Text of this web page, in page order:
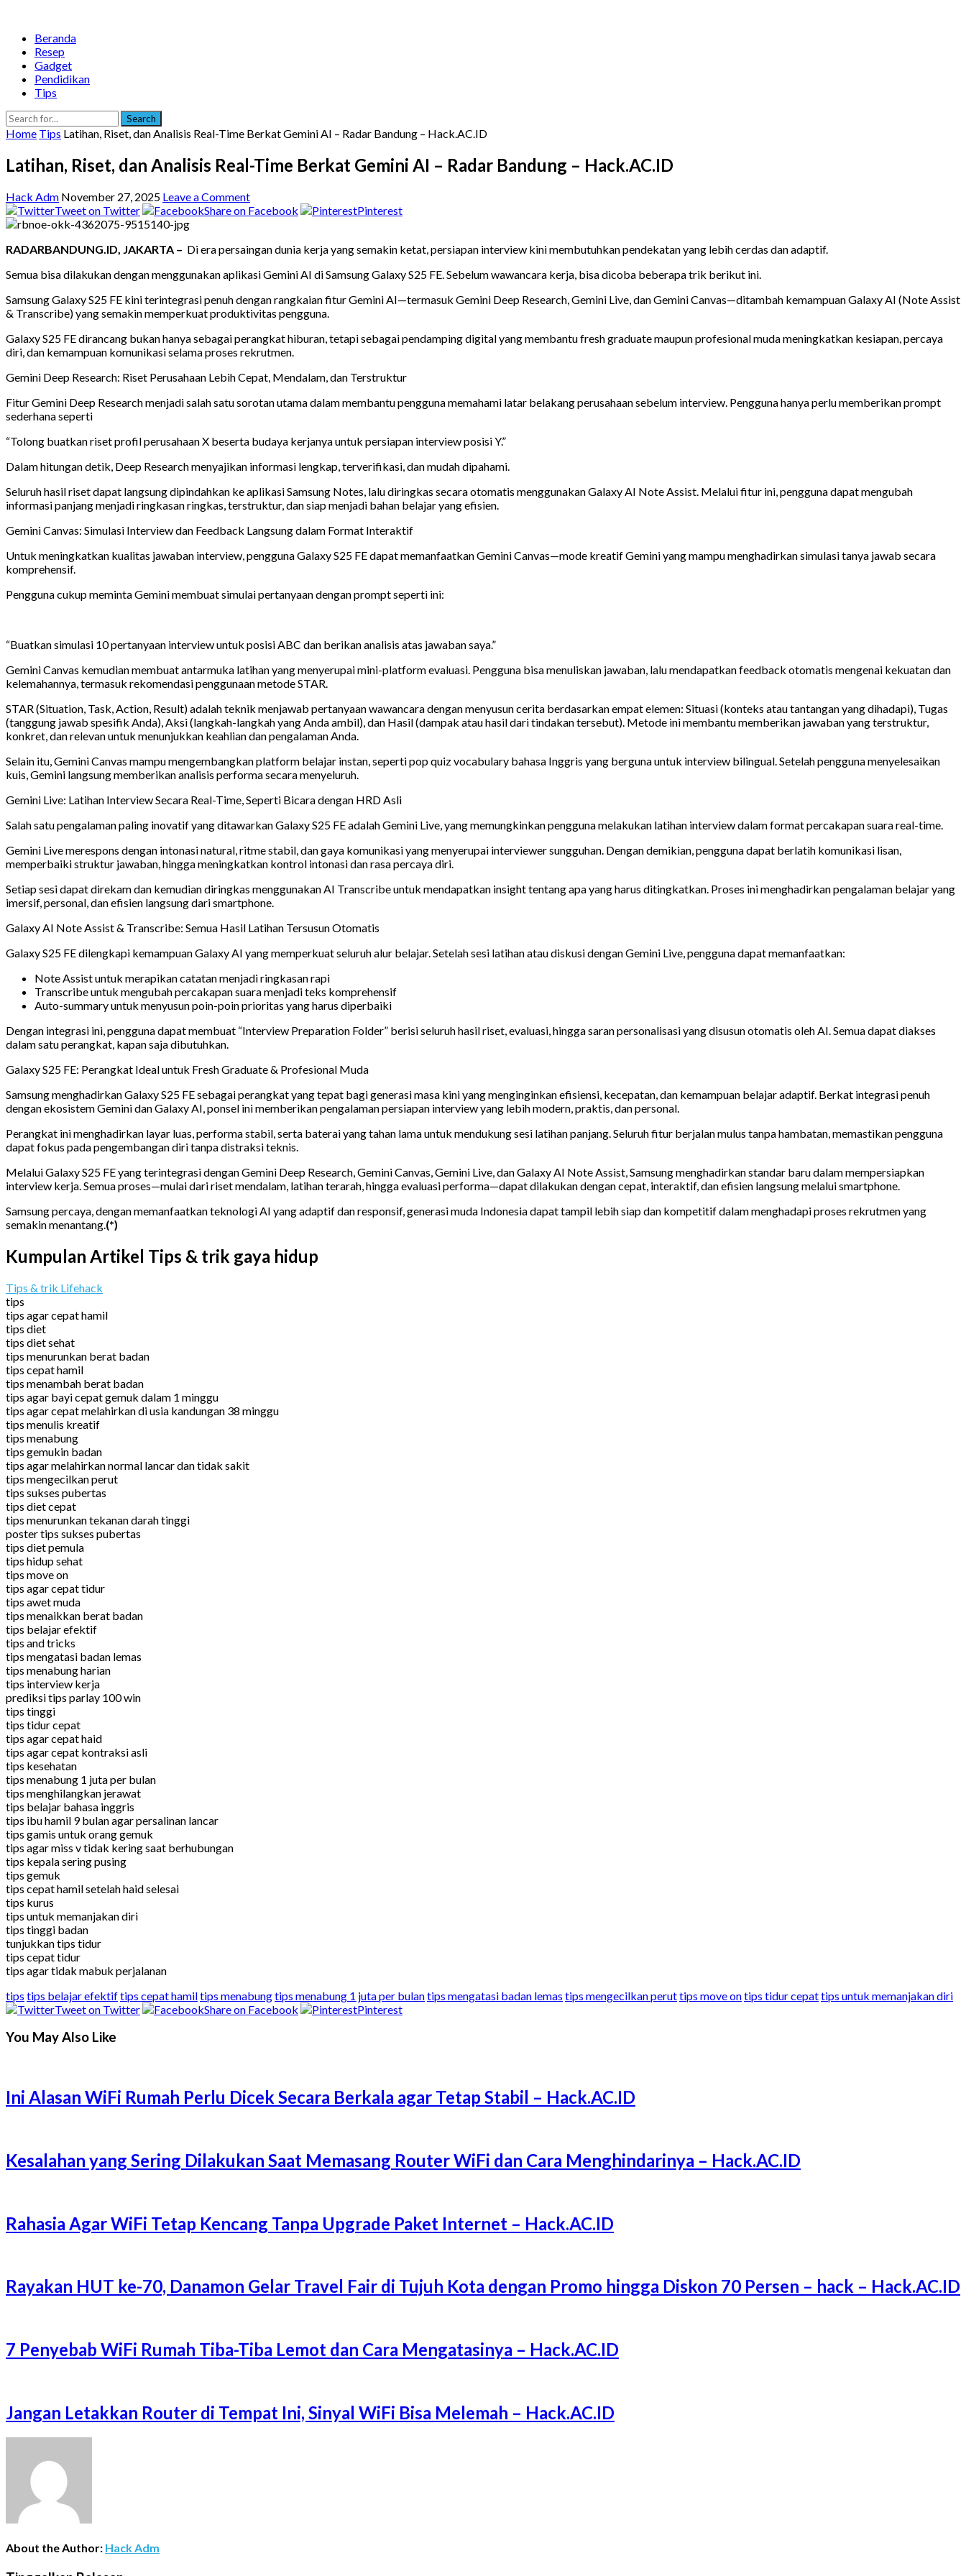
Beranda
Resep
Gadget
Pendidikan
Tips
Search
Home Tips Latihan, Riset, dan Analisis Real-Time Berkat Gemini AI – Radar Bandung – Hack.AC.ID
Latihan, Riset, dan Analisis Real-Time Berkat Gemini AI – Radar Bandung – Hack.AC.ID
Hack Adm November 27, 2025 Leave a Comment
Tweet on Twitter
Share on Facebook Pinterest
RADARBANDUNG.ID, JAKARTA – Di era persaingan dunia kerja yang semakin ketat, persiapan interview kini membutuhkan pendekatan yang lebih cerdas dan adaptif.
Semua bisa dilakukan dengan menggunakan aplikasi Gemini AI di Samsung Galaxy S25 FE. Sebelum wawancara kerja, bisa dicoba beberapa trik berikut ini.
Samsung Galaxy S25 FE kini terintegrasi penuh dengan rangkaian fitur Gemini AI—termasuk Gemini Deep Research, Gemini Live, dan Gemini Canvas—ditambah kemampuan Galaxy AI (Note Assist
& Transcribe) yang semakin memperkuat produktivitas pengguna.
Galaxy S25 FE dirancang bukan hanya sebagai perangkat hiburan, tetapi sebagai pendamping digital yang membantu fresh graduate maupun profesional muda meningkatkan kesiapan, percaya
diri, dan kemampuan komunikasi selama proses rekrutmen.
Gemini Deep Research: Riset Perusahaan Lebih Cepat, Mendalam, dan Terstruktur
Fitur Gemini Deep Research menjadi salah satu sorotan utama dalam membantu pengguna memahami latar belakang perusahaan sebelum interview. Pengguna hanya perlu memberikan prompt
sederhana seperti
“Tolong buatkan riset profil perusahaan X beserta budaya kerjanya untuk persiapan interview posisi Y.”
Dalam hitungan detik, Deep Research menyajikan informasi lengkap, terverifikasi, dan mudah dipahami.
Seluruh hasil riset dapat langsung dipindahkan ke aplikasi Samsung Notes, lalu diringkas secara otomatis menggunakan Galaxy AI Note Assist. Melalui fitur ini, pengguna dapat mengubah
informasi panjang menjadi ringkasan ringkas, terstruktur, dan siap menjadi bahan belajar yang efisien.
Gemini Canvas: Simulasi Interview dan Feedback Langsung dalam Format Interaktif
Untuk meningkatkan kualitas jawaban interview, pengguna Galaxy S25 FE dapat memanfaatkan Gemini Canvas—mode kreatif Gemini yang mampu menghadirkan simulasi tanya jawab secara
komprehensif.
Pengguna cukup meminta Gemini membuat simulai pertanyaan dengan prompt seperti ini:
“Buatkan simulasi 10 pertanyaan interview untuk posisi ABC dan berikan analisis atas jawaban saya.”
Gemini Canvas kemudian membuat antarmuka latihan yang menyerupai mini-platform evaluasi. Pengguna bisa menuliskan jawaban, lalu mendapatkan feedback otomatis mengenai kekuatan dan
kelemahannya, termasuk rekomendasi penggunaan metode STAR.
STAR (Situation, Task, Action, Result) adalah teknik menjawab pertanyaan wawancara dengan menyusun cerita berdasarkan empat elemen: Situasi (konteks atau tantangan yang dihadapi), Tugas
(tanggung jawab spesifik Anda), Aksi (langkah-langkah yang Anda ambil), dan Hasil (dampak atau hasil dari tindakan tersebut). Metode ini membantu memberikan jawaban yang terstruktur,
konkret, dan relevan untuk menunjukkan keahlian dan pengalaman Anda.
Selain itu, Gemini Canvas mampu mengembangkan platform belajar instan, seperti pop quiz vocabulary bahasa Inggris yang berguna untuk interview bilingual. Setelah pengguna menyelesaikan
kuis, Gemini langsung memberikan analisis performa secara menyeluruh.
Gemini Live: Latihan Interview Secara Real-Time, Seperti Bicara dengan HRD Asli
Salah satu pengalaman paling inovatif yang ditawarkan Galaxy S25 FE adalah Gemini Live, yang memungkinkan pengguna melakukan latihan interview dalam format percakapan suara real-time.
Gemini Live merespons dengan intonasi natural, ritme stabil, dan gaya komunikasi yang menyerupai interviewer sungguhan. Dengan demikian, pengguna dapat berlatih komunikasi lisan,
memperbaiki struktur jawaban, hingga meningkatkan kontrol intonasi dan rasa percaya diri.
Setiap sesi dapat direkam dan kemudian diringkas menggunakan AI Transcribe untuk mendapatkan insight tentang apa yang harus ditingkatkan. Proses ini menghadirkan pengalaman belajar yang
imersif, personal, dan efisien langsung dari smartphone.
Galaxy AI Note Assist & Transcribe: Semua Hasil Latihan Tersusun Otomatis
Galaxy S25 FE dilengkapi kemampuan Galaxy AI yang memperkuat seluruh alur belajar. Setelah sesi latihan atau diskusi dengan Gemini Live, pengguna dapat memanfaatkan:
Note Assist untuk merapikan catatan menjadi ringkasan rapi
Transcribe untuk mengubah percakapan suara menjadi teks komprehensif
Auto-summary untuk menyusun poin-poin prioritas yang harus diperbaiki
Dengan integrasi ini, pengguna dapat membuat “Interview Preparation Folder” berisi seluruh hasil riset, evaluasi, hingga saran personalisasi yang disusun otomatis oleh AI. Semua dapat diakses
dalam satu perangkat, kapan saja dibutuhkan.
Galaxy S25 FE: Perangkat Ideal untuk Fresh Graduate & Profesional Muda
Samsung menghadirkan Galaxy S25 FE sebagai perangkat yang tepat bagi generasi masa kini yang menginginkan efisiensi, kecepatan, dan kemampuan belajar adaptif. Berkat integrasi penuh
dengan ekosistem Gemini dan Galaxy AI, ponsel ini memberikan pengalaman persiapan interview yang lebih modern, praktis, dan personal.
Perangkat ini menghadirkan layar luas, performa stabil, serta baterai yang tahan lama untuk mendukung sesi latihan panjang. Seluruh fitur berjalan mulus tanpa hambatan, memastikan pengguna
dapat fokus pada pengembangan diri tanpa distraksi teknis.
Melalui Galaxy S25 FE yang terintegrasi dengan Gemini Deep Research, Gemini Canvas, Gemini Live, dan Galaxy AI Note Assist, Samsung menghadirkan standar baru dalam mempersiapkan
interview kerja. Semua proses—mulai dari riset mendalam, latihan terarah, hingga evaluasi performa—dapat dilakukan dengan cepat, interaktif, dan efisien langsung melalui smartphone.
Samsung percaya, dengan memanfaatkan teknologi AI yang adaptif dan responsif, generasi muda Indonesia dapat tampil lebih siap dan kompetitif dalam menghadapi proses rekrutmen yang
semakin menantang.(*)
Kumpulan Artikel Tips & trik gaya hidup
Tips & trik Lifehack
tips
tips agar cepat hamil
tips diet
tips diet sehat
tips menurunkan berat badan
tips cepat hamil
tips menambah berat badan
tips agar bayi cepat gemuk dalam 1 minggu
tips agar cepat melahirkan di usia kandungan 38 minggu
tips menulis kreatif
tips menabung
tips gemukin badan
tips agar melahirkan normal lancar dan tidak sakit
tips mengecilkan perut
tips sukses pubertas
tips diet cepat
tips menurunkan tekanan darah tinggi
poster tips sukses pubertas
tips diet pemula
tips hidup sehat
tips move on
tips agar cepat tidur
tips awet muda
tips menaikkan berat badan
tips belajar efektif
tips and tricks
tips mengatasi badan lemas
tips menabung harian
tips interview kerja
prediksi tips parlay 100 win
tips tinggi
tips tidur cepat
tips agar cepat haid
tips agar cepat kontraksi asli
tips kesehatan
tips menabung 1 juta per bulan
tips menghilangkan jerawat
tips belajar bahasa inggris
tips ibu hamil 9 bulan agar persalinan lancar
tips gamis untuk orang gemuk
tips agar miss v tidak kering saat berhubungan
tips kepala sering pusing
tips gemuk
tips cepat hamil setelah haid selesai
tips kurus
tips untuk memanjakan diri
tips tinggi badan
tunjukkan tips tidur
tips cepat tidur
tips agar tidak mabuk perjalanan
tips tips belajar efektiftips cepat hamiltips menabungtips menabung 1 juta per bulantips mengatasi badan lemas tips mengecilkan peruttips move ontips tidur cepattips untuk memanjakan diri
Tweet on Twitter
Share on Facebook Pinterest
You May Also Like
Ini Alasan WiFi Rumah Perlu Dicek Secara Berkala agar Tetap Stabil – Hack.AC.ID
Kesalahan yang Sering Dilakukan Saat Memasang Router WiFi dan Cara Menghindarinya – Hack.AC.ID
Rahasia Agar WiFi Tetap Kencang Tanpa Upgrade Paket Internet – Hack.AC.ID
Rayakan HUT ke-70, Danamon Gelar Travel Fair di Tujuh Kota dengan Promo hingga Diskon 70 Persen – hack – Hack.AC.ID
7 Penyebab WiFi Rumah Tiba-Tiba Lemot dan Cara Mengatasinya – Hack.AC.ID
Jangan Letakkan Router di Tempat Ini, Sinyal WiFi Bisa Melemah – Hack.AC.ID
About the Author: Hack Adm